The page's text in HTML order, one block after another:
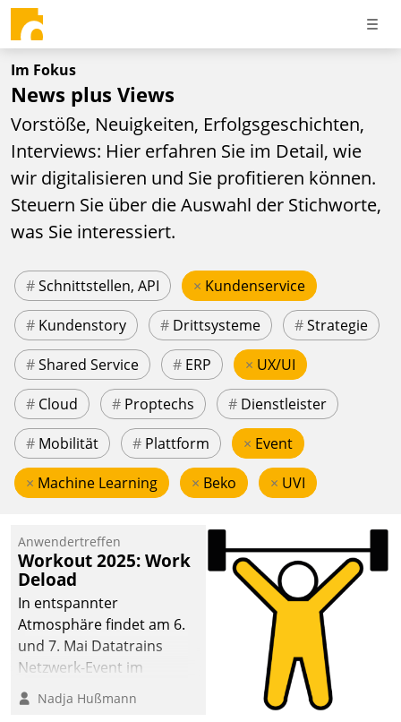
Im Fokus
News plus Views
Vorstöße, Neuigkeiten, Erfolgsgeschichten,
Interviews: Hier erfahren Sie im Detail, wie
wir digitalisieren und Sie profitieren können.
Steuern Sie über die Auswahl der Stichworte,
was Sie interessiert.
#Schnittstellen, API × Kundenservice
# Kundenstory # Drittsysteme #Strategie
#Shared Service # ERP × UX/UI
# Cloud # Proptechs # Dienstleister
# Mobilität # Plattform × Event
× Machine Learning × Beko × UVI
Anwendertreffen
Workout 2025: Work
Deload
In entspannter
Atmosphäre findet am 6.
und 7. Mai Datatrains
Netzwerk-Event im
Kunden- und Partnerkreis
statt. Zentrale Frage: Wie
Nadja Hußmann